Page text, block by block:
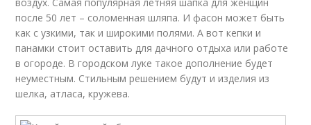
после 50 лет – соломенная шляпа. И фасон может быть
как с узкими, так и широкими полями. А вот кепки и
панамки стоит оставить для дачного отдыха или работе
в огороде. В городском луке такое дополнение будет
неуместным. Стильным решением будут и изделия из
шелка, атласа, кружева.